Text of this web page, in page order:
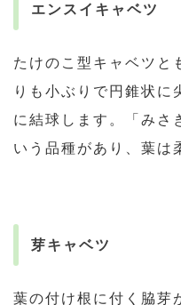
エンスイキャベツ
たけのこ型キャベツと
りも小ぶりで円錐状に
に結球します。「みさ
いう品種があり、葉は
芽キャベツ
葉の付け根に付く脇